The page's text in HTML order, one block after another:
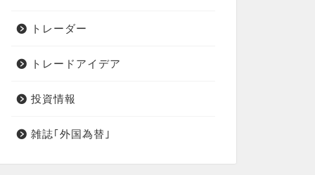
トレーダー
トレードアイデア
投資情報
雑誌｢外国為替｣